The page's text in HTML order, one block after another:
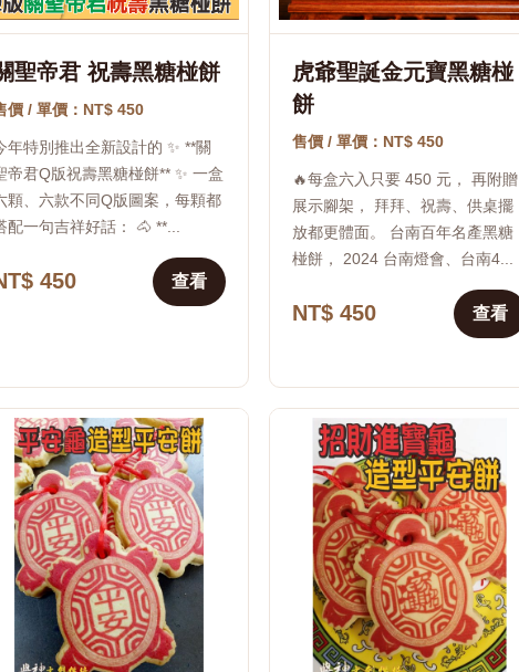
聖帝君 祝壽黑糖椪餅
價 / 單價：NT$ 450
年特別推出全新設計的 ✨ **關
帝君Q版祝壽黑糖椪餅** ✨ 一盒
顆、六款不同Q版圖案，每顆都
配一句吉祥好話： 🐴 **...
450 查看
虎爺聖誕金元寶黑糖椪
餅
售價 / 單價：NT$ 450
🔥每盒六入只要 450 元， 再附贈
展示腳架， 拜拜、祝壽、供桌擺
放都更體面。 台南百年名產黑糖
椪餅， 2024 台南燈會、台南4...
NT$ 450 查看